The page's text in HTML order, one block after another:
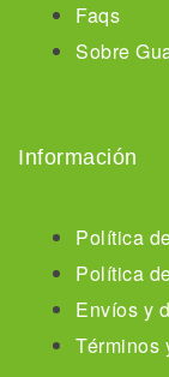
Faqs
Sobre
Información
Política
Política
Envíos y
Términos